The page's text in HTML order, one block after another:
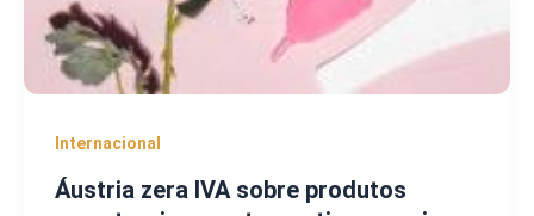
Internacional
Áustria zera IVA sobre produtos